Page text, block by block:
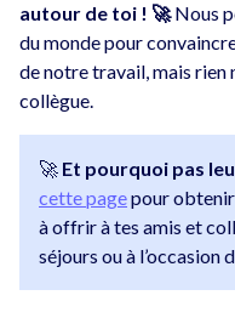
autour de toi ! 🚀Nous
du monde pour
de notre travail, mais rien
collègue.
🚀 Et pourquoi pas
cette pagepour
à offrir à tes amis et
séjours ou à l’occasion